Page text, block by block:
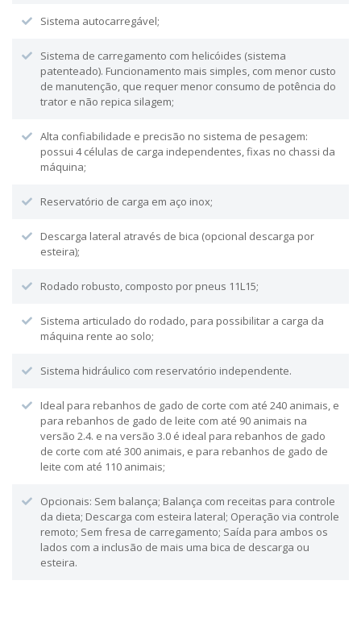
Sistema autocarregável;
Sistema de carregamento com helicóides (sistema
patenteado). Funcionamento mais simples, com menor custo
de manutenção, que requer menor consumo de potência do
trator e não repica silagem;
Alta confiabilidade e precisão no sistema de pesagem:
possui 4 células de carga independentes, fixas no chassi da
máquina;
Reservatório de carga em aço inox;
Descarga lateral através de bica (opcional descarga por
esteira);
Rodado robusto, composto por pneus 11L15;
Sistema articulado do rodado, para possibilitar a carga da
máquina rente ao solo;
Sistema hidráulico com reservatório independente.
Ideal para rebanhos de gado de corte com até 240 animais, e
para rebanhos de gado de leite com até 90 animais na
versão 2.4. e na versão 3.0 é ideal para rebanhos de gado
de corte com até 300 animais, e para rebanhos de gado de
leite com até 110 animais;
Opcionais: Sem balança; Balança com receitas para controle
da dieta; Descarga com esteira lateral; Operação via controle
remoto; Sem fresa de carregamento; Saída para ambos os
lados com a inclusão de mais uma bica de descarga ou
esteira.